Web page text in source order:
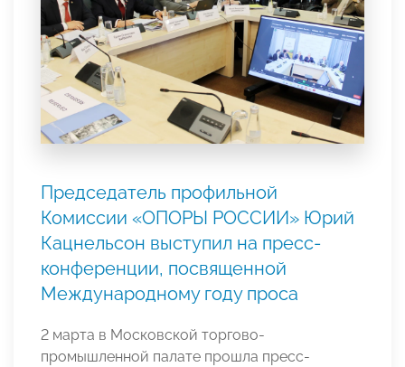
Председатель профильной
Комиссии «ОПОРЫ РОССИИ» Юрий
Кацнельсон выступил на пресс-
конференции, посвященной
Международному году проса
2 марта в Московской торгово-
промышленной палате прошла пресс-